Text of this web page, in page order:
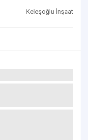
Keleşoğlu İnşaat